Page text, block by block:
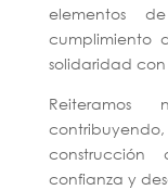
elementos
cumplimiento
solidaridad con
Reiteramos
confianza y